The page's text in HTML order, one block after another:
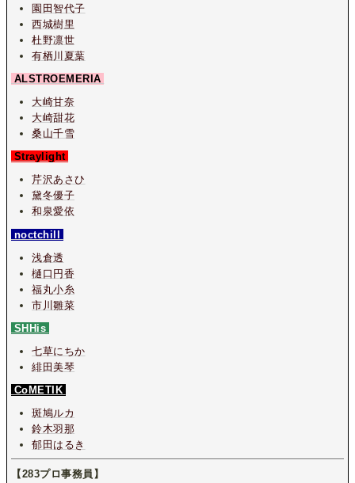
園田智代子
西城樹里
杜野凛世
有栖川夏葉
ALSTROEMERIA
大崎甘奈
大崎甜花
桑山千雪
Straylight
芹沢あさひ
黛冬優子
和泉愛依
noctchill
浅倉透
樋口円香
福丸小糸
市川雛菜
SHHis
七草にちか
緋田美琴
CoMETIK
斑鳩ルカ
鈴木羽那
郁田はるき
【283プロ事務員】